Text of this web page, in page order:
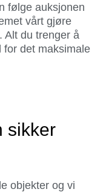
følge auksjonen
vårt gjøre
Alt du trenger å
for det maksimale
sikker
objekter og vi